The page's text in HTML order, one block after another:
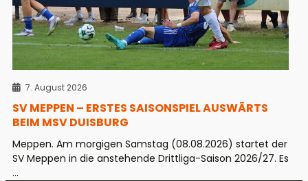
7. August 2026
SV MEPPEN – ERSTES SAISONSPIEL AUSWÄRTS
BEIM MSV DUISBURG
Meppen. Am morgigen Samstag (08.08.2026) startet der
SV Meppen in die anstehende Drittliga-Saison 2026/27. Es
...